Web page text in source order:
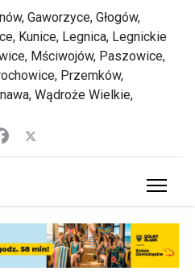
Gaworzyce, Głogów,
Kunice, Legnica, Legnickie
Mściwojów, Paszowice,
Przemków,
Wądroże Wielkie,